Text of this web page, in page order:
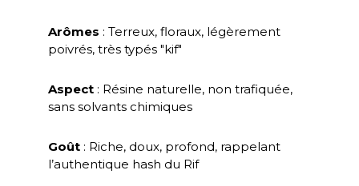
Arômes : Terreux, floraux, légèrement
poivrés, très typés "kif"
Aspect : Résine naturelle, non trafiquée,
sans solvants chimiques
Goût : Riche, doux, profond, rappelant
l’authentique hash du Rif